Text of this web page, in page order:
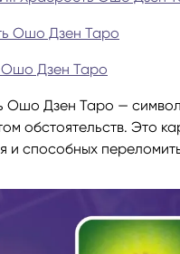
Рунологи
Ошо Дзен Таро
Ошо Дзен Таро
Дзен Таро —
обстоятельств. Это
и способных